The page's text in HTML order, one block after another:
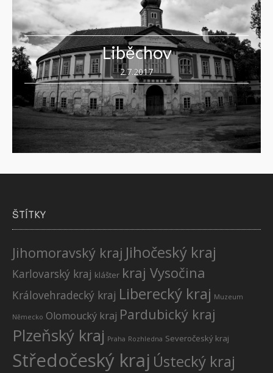
Liběchov
2.7.2017
ŠTÍTKY
Jihomoravský kraj Jihočeský kraj
Karlovarský kraj klášter kraj Vysočina
Královehradecký kraj Liberecký kraj Muzeum
Německo Olomoucký kraj Pardubický kraj
Plzeňský kraj Praha Rozhledna Severočeský kraj
Středočeský kraj Ústecký kraj